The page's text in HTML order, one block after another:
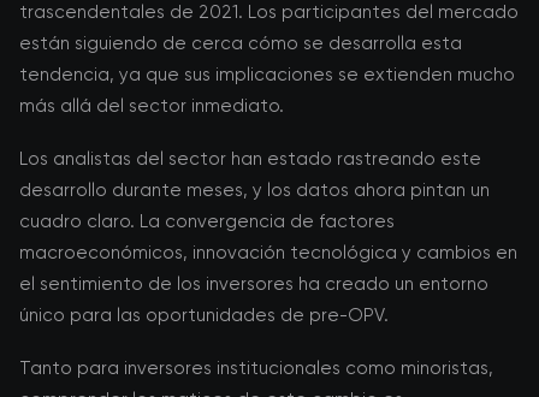
trascendentales de 2021. Los participantes del mercado
están siguiendo de cerca cómo se desarrolla esta
tendencia, ya que sus implicaciones se extienden mucho
más allá del sector inmediato.
Los analistas del sector han estado rastreando este
desarrollo durante meses, y los datos ahora pintan un
cuadro claro. La convergencia de factores
macroeconómicos, innovación tecnológica y cambios en
el sentimiento de los inversores ha creado un entorno
único para las oportunidades de pre-OPV.
Tanto para inversores institucionales como minoristas,